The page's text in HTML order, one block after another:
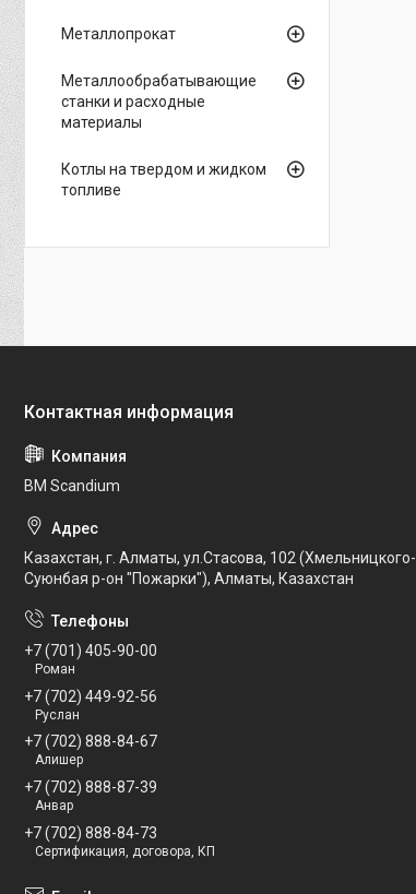
Металлопрокат
Металлообрабатывающие
станки и расходные
материалы
Котлы на твердом и жидком
топливе
BM Scandium
Казахстан, г. Алматы, ул.Стасова, 102 (Хмельницкого-
Суюнбая р-он "Пожарки"), Алматы, Казахстан
+7 (701) 405-90-00
Роман
+7 (702) 449-92-56
Руслан
+7 (702) 888-84-67
Алишер
+7 (702) 888-87-39
Анвар
+7 (702) 888-84-73
Сертификация, договора, КП